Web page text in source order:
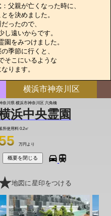
：父親が亡くなった時に、
を決めました。
ったので、
し遠いからです。
園をみつけました。
季節に行くと、
そこにいるような
ります。
横浜市神奈川区
奈川県 横浜市神奈川区 六角橋
浜中央霊園
所使用料 0.2㎡
万円より
概要を閉じる
地図に星印をつける